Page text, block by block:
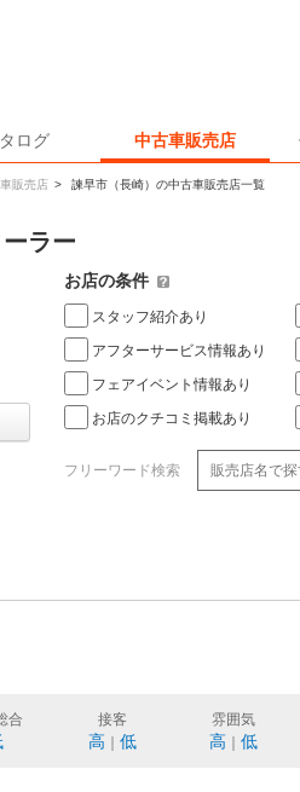
ログ 中古車販売店
販売店 > 諫早市（長崎）の中古車販売店一覧
ラー
お店の条件
スタッフ紹介あり
アフターサービス情報あり
フェアイベント情報あり
お店のクチコミ掲載あり
フリーワード検索
合 接客
高 低
雰囲気
高 低